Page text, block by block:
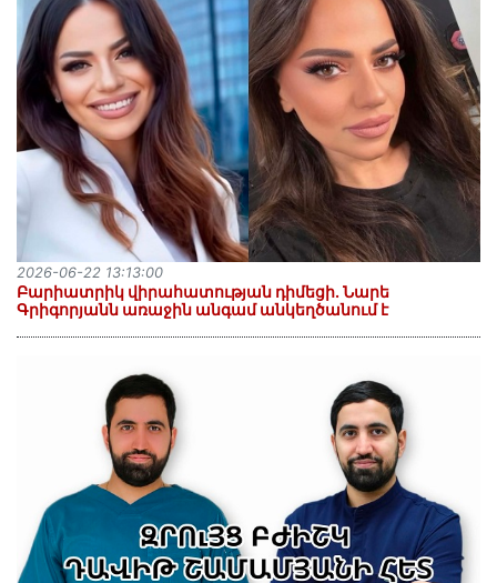
Բարիատրիկ վիրահատության դիմեցի. Նարե
Գրիգորյանն առաջին անգամ անկեղծանում է
2026-06-22 13:13:00